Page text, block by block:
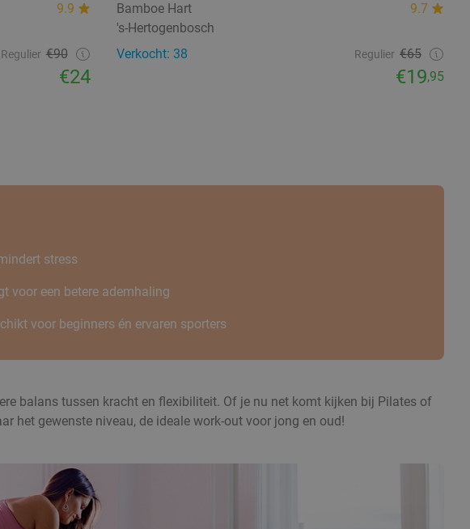
9.9
Regulier €90
€24
Bamboe Hart
9.7
's-Hertogenbosch
Verkocht: 38
Regulier €65
€19,95
stress
voor een betere ademhaling
voor beginners én ervaren sporters
balans tussen kracht en flexibiliteit. Of je nu net komt kijken bij Pilates of
het gewenste niveau, de ideale work-out voor jong en oud!